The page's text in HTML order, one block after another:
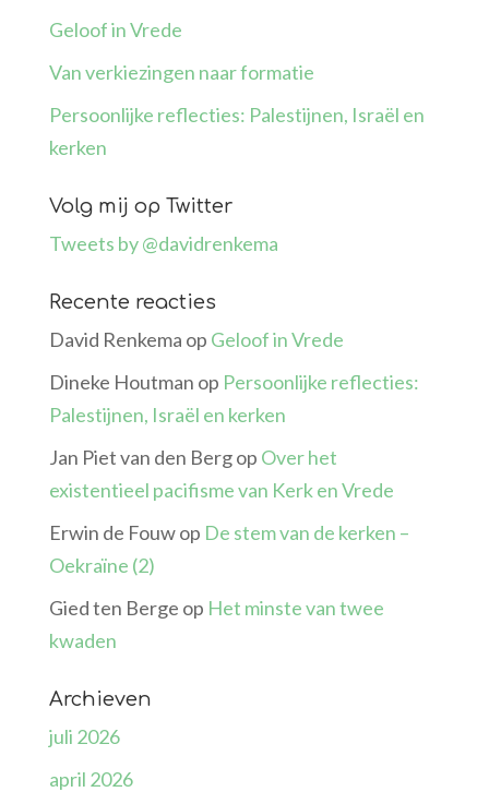
Geloof in Vrede
Van verkiezingen naar formatie
Persoonlijke reflecties: Palestijnen, Israël en
kerken
Volg mij op Twitter
Tweets by @davidrenkema
Recente reacties
David Renkema op Geloof in Vrede
Dineke Houtman op Persoonlijke reflecties:
Palestijnen, Israël en kerken
Jan Piet van den Bergop Over het
existentieel pacifisme van Kerk en Vrede
Erwin de Fouwop De stem van de kerken –
Oekraïne (2)
Gied ten Berge op Het minste van twee
kwaden
Archieven
juli 2026
april 2026